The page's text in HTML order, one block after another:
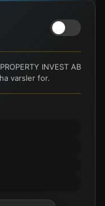
INVEST AB
varsler for.